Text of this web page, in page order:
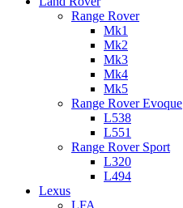
Range Rover
Mk1
Mk2
Mk3
Mk4
Mk5
Range Rover Evoque
L538
L551
Range Rover Sport
L320
L494
Lexus
LFA